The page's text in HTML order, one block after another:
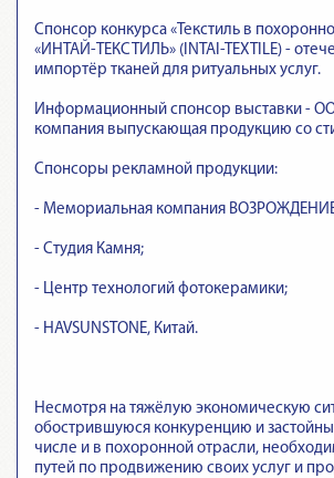
Спонсор конкурса «Текстиль в
«ИНТАЙ-ТЕКСТИЛЬ» (INTAI-TEXTILE) -
импортёр тканей для ритуальных услуг.
Информационный спонсор выставки -
компания выпускающая продукцию со
Спонсоры рекламной продукции:
- Мемориальная компания
- Студия Камня;
- Центр технологий фотокерамики;
- HAVSUNSTONE, Китай.
Несмотря на тяжёлую экономическую
обострившуюся конкуренцию и
числе и в похоронной отрасли,
путей по продвижению своих услуг и